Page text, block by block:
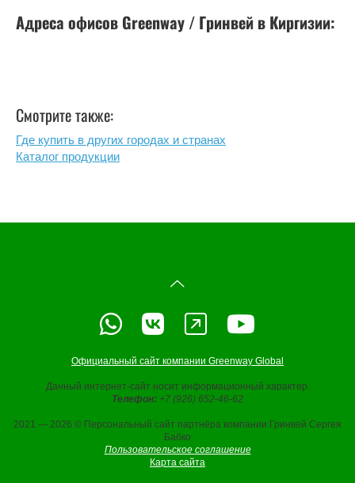
Адреса офисов Greenway / Гринвей в Киргизии:
Смотрите также:
Где купить в других городах и странах
Каталог продукции
Официальный сайт компании Greenway Global
Данный интернет-сайт носит информационный характер.
Телефон: +7 (926) 652-46-62
2021 — 2026 © Персональный сайт партнёра компании Гринвей Сергея
Бабко
Пользовательское соглашение
Карта сайта